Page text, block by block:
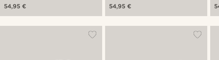
54,95 € 54,95 €